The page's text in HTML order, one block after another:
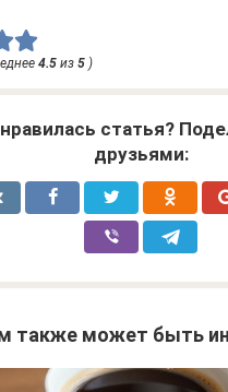
4.5 из 5 )
статья?
друзьями:
также может быть